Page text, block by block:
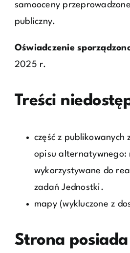
samooceny
publiczny.
Oświadczenie
2025 r.
Treści
część z publikowanych
opisu alternatywnego:
wykorzystywane do
zadań Jednostki.
mapy (wykluczone z
Strona posiada